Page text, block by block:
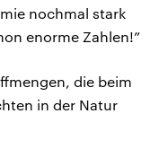
nochmal stark
enorme Zahlen!”
die beim
in der Natur